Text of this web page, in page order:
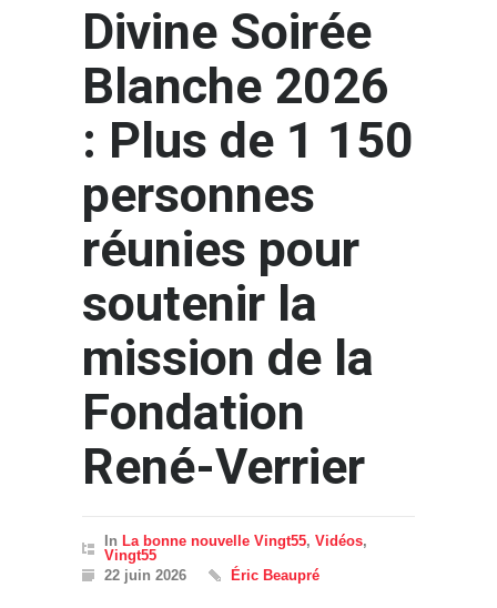
Divine Soirée
Blanche 2026
: Plus de 1 150
personnes
réunies pour
soutenir la
mission de la
Fondation
René-Verrier
In La bonne nouvelle Vingt55, Vidéos,
Vingt55
22 juin 2026
Éric Beaupré